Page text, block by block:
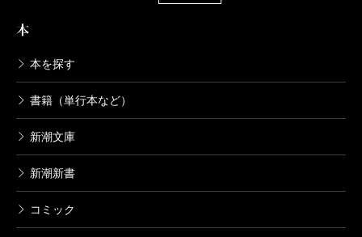
本
本を探す
書籍（単行本など）
新潮文庫
新潮新書
コミック